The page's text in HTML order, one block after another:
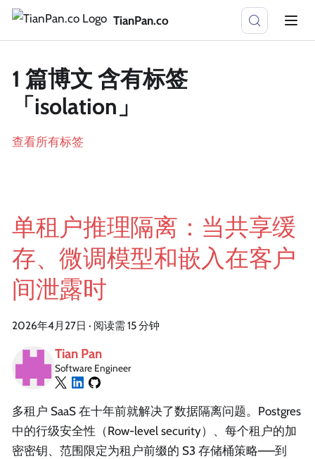
TianPan.co
1 篇博文 含有标签
「isolation」
查看所有标签
单租户推理隔离：当共享缓
存、微调模型和嵌入在客户
间泄露时
2026年4月27日 · 阅读需 15 分钟
Tian Pan
Software Engineer
多租户 SaaS 在十年前就解决了数据隔离问题。Postgres
中的行级安全性（Row-level security）、每个租户的加
密密钥、范围限定为租户前缀的 S3 存储桶策略——到